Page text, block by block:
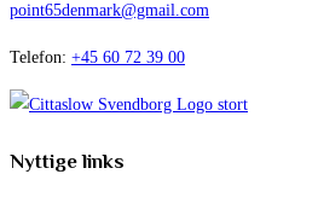
point65denmark@gmail.com
Telefon: +45 60 72 39 00
Nyttige links